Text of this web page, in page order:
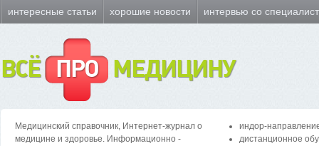
интересные статьи хорошие новости интервью со
ВСЁ ПРО МЕДИЦИНУ
Медицинский справочник, Интернет-журнал о
медицине и здоровье. Информационно -
индор-
дистанционное